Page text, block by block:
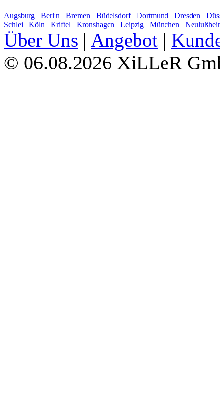
Augsburg Berlin Bremen Büdelsdorf Dortmund Dresden
Schlei
Köln Kriftel Kronshagen Leipzig München
Über Uns | Angebot |
© 06.08.2026 XiLLeR